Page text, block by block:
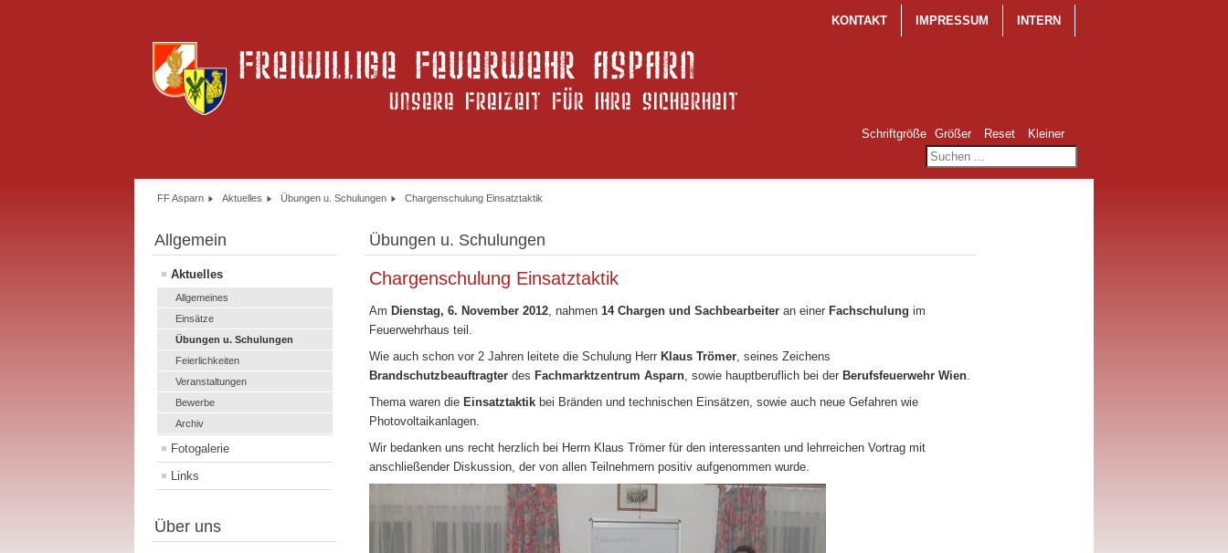
KONTAKT IMPRESSUM INTERN
Schriftgröße Größer Reset Kleiner
FF Asparn Aktuelles Übungen u. Schulungen Chargenschulung Einsatztaktik
Allgemein
Aktuelles
Allgemeines
Einsätze
Übungen u. Schulungen
Feierlichkeiten
Veranstaltungen
Bewerbe
Archiv
Fotogalerie
Links
Über uns
Übungen u. Schulungen
Chargenschulung Einsatztaktik
Am Dienstag, 6. November 2012, nahmen14 Chargen und Sachbearbeiter an einer Fachschulung im
Feuerwehrhaus teil.
Wie auch schon vor 2 Jahren leitete die Schulung Herr Klaus Trömer, seines Zeichens
Brandschutzbeauftragter des Fachmarktzentrum Asparn, sowie hauptberuflich bei der Berufsfeuerwehr Wien.
Thema waren die Einsatztaktik bei Bränden und technischen Einsätzen, sowie auch neue Gefahren wie
Photovoltaikanlagen.
Wir bedanken uns recht herzlich bei Herrn Klaus Trömer für den interessanten und lehrreichen Vortrag mit
anschließender Diskussion, der von allen Teilnehmern positiv aufgenommen wurde.